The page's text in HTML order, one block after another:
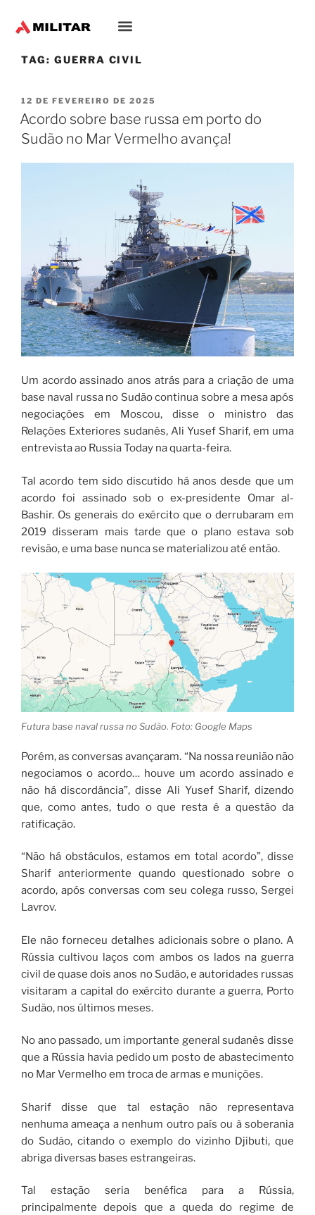
TAG: GUERRA CIVIL
12 DE FEVEREIRO DE 2025
Acordo sobre base russa em porto do
Sudão no Mar Vermelho avança!
Um acordo assinado anos atrás para a criação de uma
base naval russa no Sudão continua sobre a mesa após
negociações em Moscou, disse o ministro das
Relações Exteriores sudanês, Ali Yusef Sharif, em uma
entrevista ao Russia Today na quarta-feira.
Tal acordo tem sido discutido há anos desde que um
acordo foi assinado sob o ex-presidente Omar al-
Bashir. Os generais do exército que o derrubaram em
2019 disseram mais tarde que o plano estava sob
revisão, e uma base nunca se materializou até então.
Futura base naval russa no Sudão. Foto: Google Maps
Porém, as conversas avançaram. “Na nossa reunião não
negociamos o acordo… houve um acordo assinado e
não há discordância”, disse Ali Yusef Sharif, dizendo
que, como antes, tudo o que resta é a questão da
ratificação.
“Não há obstáculos, estamos em total acordo”, disse
Sharif anteriormente quando questionado sobre o
acordo, após conversas com seu colega russo, Sergei
Lavrov.
Ele não forneceu detalhes adicionais sobre o plano. A
Rússia cultivou laços com ambos os lados na guerra
civil de quase dois anos no Sudão, e autoridades russas
visitaram a capital do exército durante a guerra, Porto
Sudão, nos últimos meses.
No ano passado, um importante general sudanês disse
que a Rússia havia pedido um posto de abastecimento
no Mar Vermelho em troca de armas e munições.
Sharif disse que tal estação não representava
nenhuma ameaça a nenhum outro país ou à soberania
do Sudão, citando o exemplo do vizinho Djibuti, que
abriga diversas bases estrangeiras.
Tal estação seria benéfica para a Rússia,
principalmente depois que a queda do regime de